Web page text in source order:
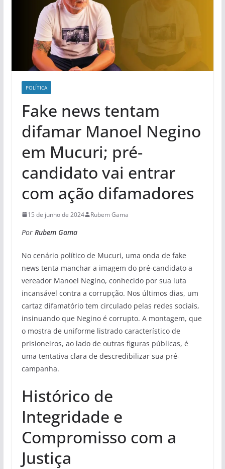
POLÍ­TICA
Fake news tentam
difamar Manoel Negino
em Mucuri; pré-
candidato vai entrar
com ação difamadores
15 de junho de 2024 Rubem Gama
Por Rubem Gama
No cenário político de Mucuri, uma onda de fake
news tenta manchar a imagem do pré-candidato a
vereador Manoel Negino, conhecido por sua luta
incansável contra a corrupção. Nos últimos dias, um
cartaz difamatório tem circulado pelas redes sociais,
insinuando que Negino é corrupto. A montagem, que
o mostra de uniforme listrado característico de
prisioneiros, ao lado de outras figuras públicas, é
uma tentativa clara de descredibilizar sua pré-
campanha.
Histórico de
Integridade e
Compromisso com a
Justiça